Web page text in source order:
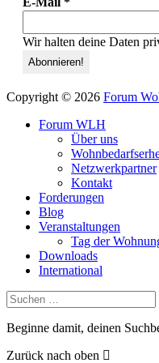
Wir halten deine Daten
Copyright © 2026 Forum
Forum WLH
Über uns
Netzwerkpartner
Kontakt
Forderungen
Blog
Veranstaltungen
Tag der
Downloads
International
Suchen
nach:
Beginne damit, deinen
Zurück nach oben